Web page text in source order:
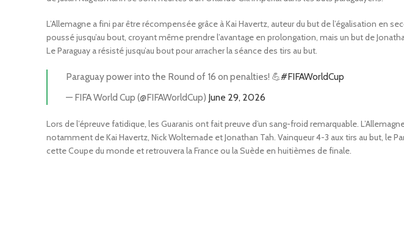
L’Allemagne a fini par être récompensée grâce à Kai Havertz, auteur du but de l’égalisation en
poussé jusqu’au bout, croyant même prendre l’avantage en prolongation, mais un but de
Le Paraguay a résisté jusqu’au bout pour arracher la séance des tirs au but.
Paraguay power into the Round of 16 on penalties! 💪#FIFAWorldCup
— FIFA World Cup (@FIFAWorldCup) June 29, 2026
Lors de l’épreuve fatidique, les Guaranis ont fait preuve d’un sang-froid remarquable.
notamment de Kai Havertz, Nick Woltemade et Jonathan Tah. Vainqueur 4-3 aux tirs au but, le
cette Coupe du monde et retrouvera la France ou la Suède en huitièmes de finale.